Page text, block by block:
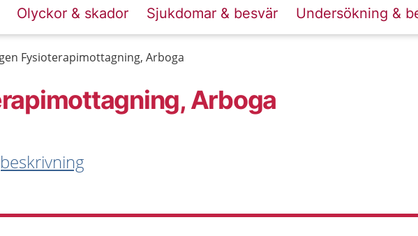
Olyckor & skador Sjukdomar & besvär Undersökning &
Fysioterapimottagning, Arboga
Arboga